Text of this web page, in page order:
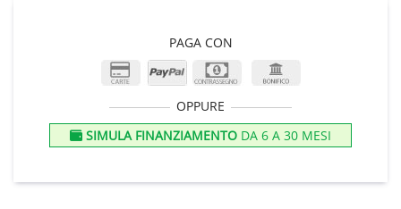
PAGA CON
OPPURE
SIMULA FINANZIAMENTO DA 6 A 30 MESI